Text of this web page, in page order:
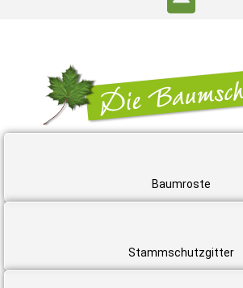
Baumroste
Stammschutzgitter